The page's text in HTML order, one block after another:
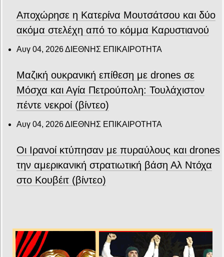
Αποχώρησε η Κατερίνα Μουτσάτσου και δύο
ακόμα στελέχη από το κόμμα Καρυστιανού
Αυγ 04, 2026ΔΙΕΘΝΗΣ ΕΠΙΚΑΙΡΟΤΗΤΑ
Μαζική ουκρανική επίθεση με drones σε
Μόσχα και Αγία Πετρούπολη: Τουλάχιστον
πέντε νεκροί (βίντεο)
Αυγ 04, 2026ΔΙΕΘΝΗΣ ΕΠΙΚΑΙΡΟΤΗΤΑ
Οι Ιρανοί κτύπησαν με πυραύλους και drones
την αμερικανική στρατιωτική βάση Αλ Ντόχα
στο Κουβέιτ (βίντεο)